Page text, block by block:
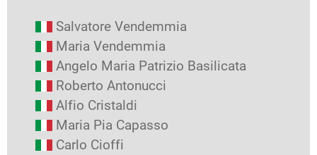
Salvatore Vendemmia
Maria Vendemmia
Angelo Maria Patrizio Basilicata
Roberto Antonucci
Alfio Cristaldi
Maria Pia Capasso
Carlo Cioffi